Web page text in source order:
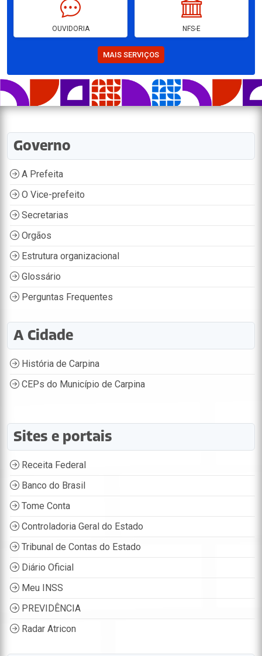
OUVIDORIA NFS-E
MAIS SERVIÇOS
Governo
A Prefeita
O Vice-prefeito
Secretarias
Orgãos
Estrutura organizacional
Glossário
Perguntas Frequentes
A Cidade
História de Carpina
CEPs do Município de Carpina
Sites e portais
Receita Federal
Banco do Brasil
Tome Conta
Controladoria Geral do Estado
Tribunal de Contas do Estado
Diário Oficial
Meu INSS
PREVIDÊNCIA
Radar Atricon